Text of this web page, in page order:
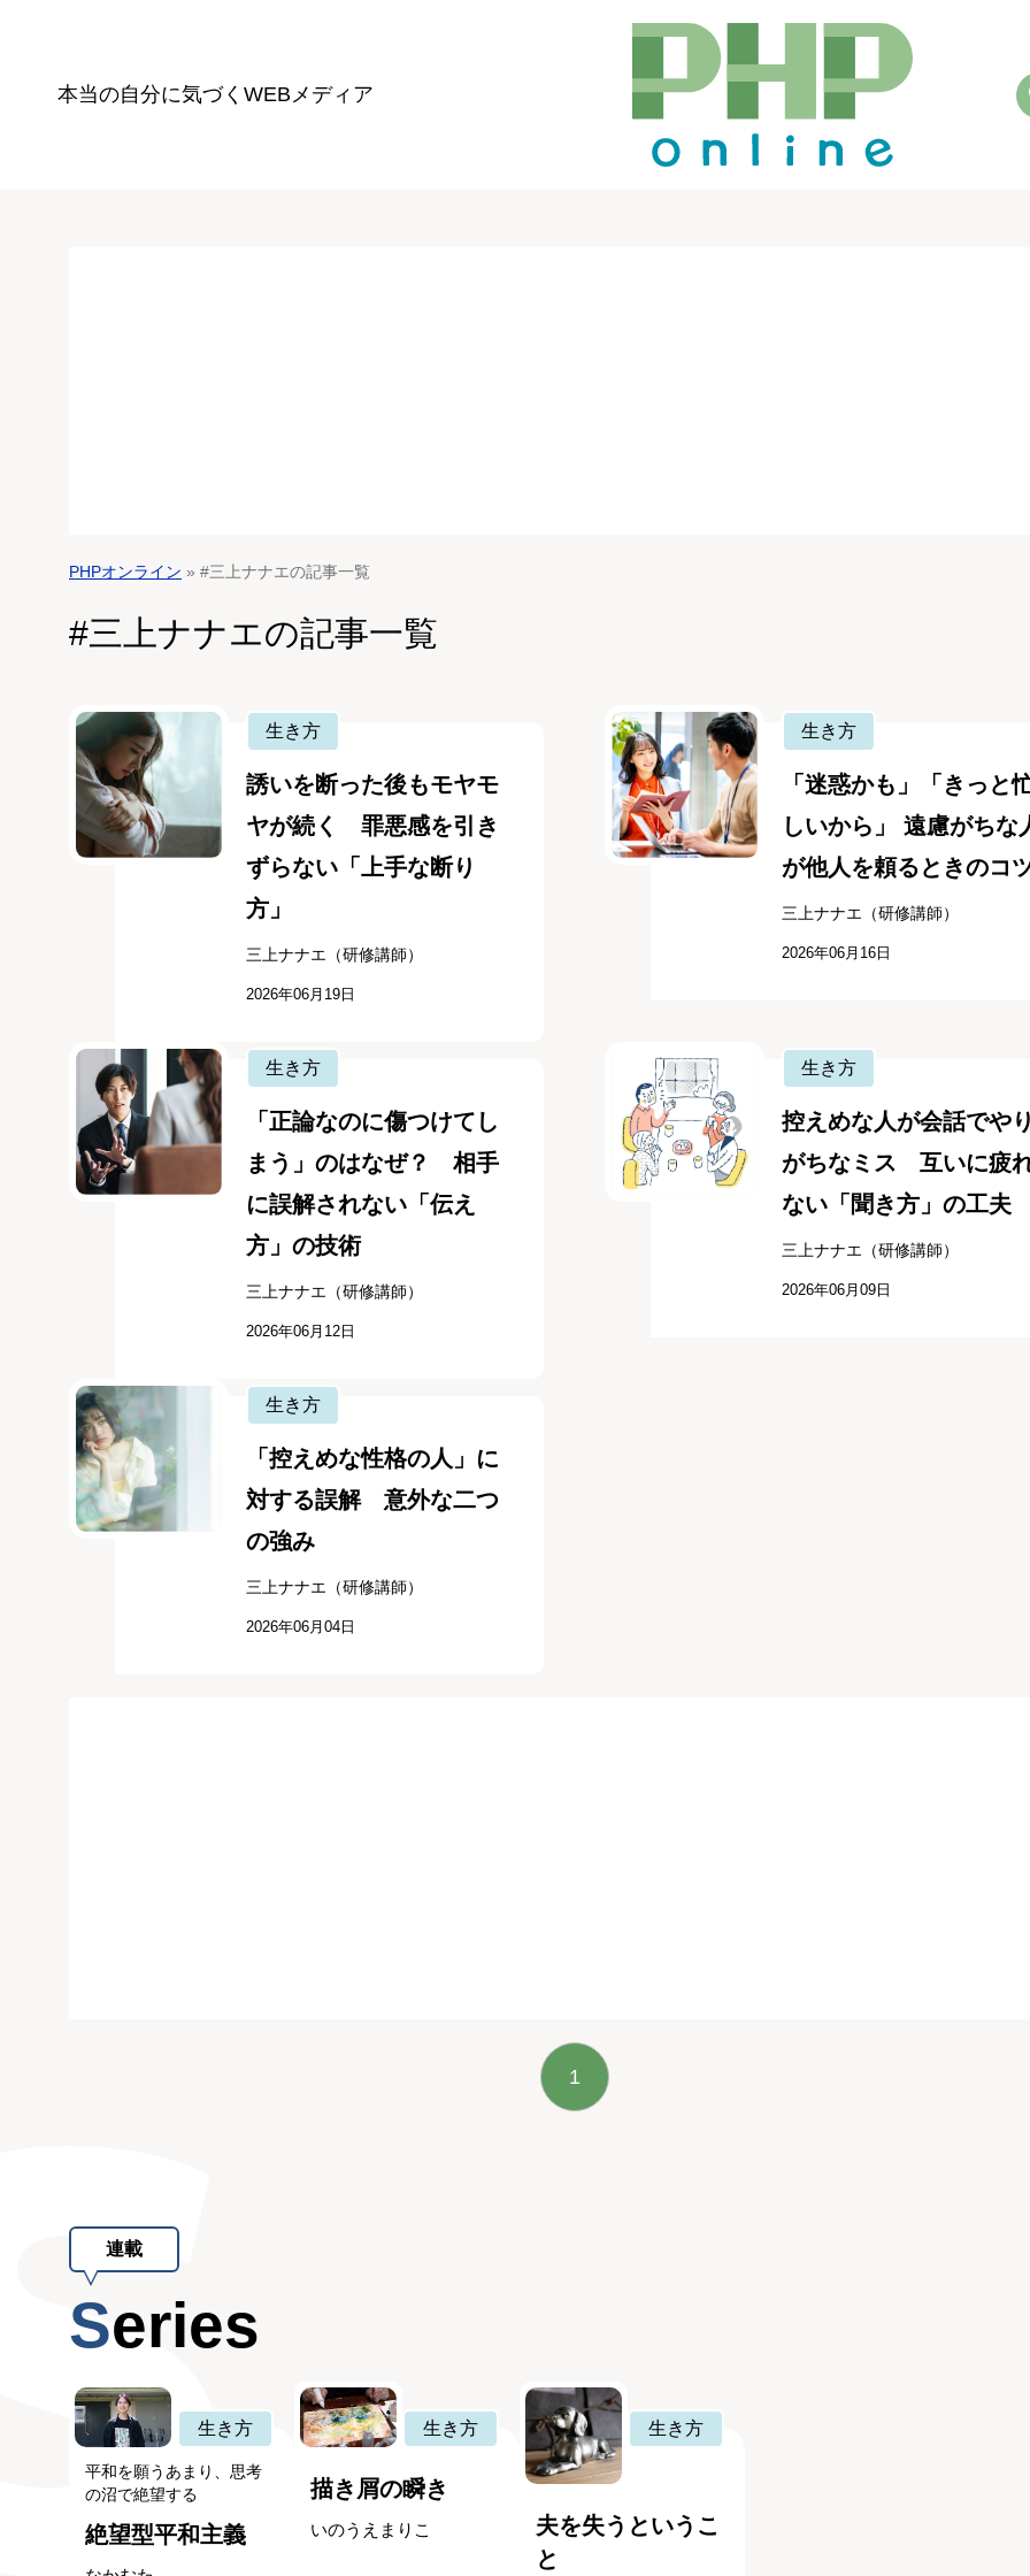
本当の自分に気づく WEBメディア
PHPオンライン » #三上ナナエの記事一覧
#三上ナナエの記事一覧
生き方
誘いを断った後もモヤモ
ヤが続く 罪悪感を引き
ずらない「上手な断り
方」
三上ナナエ（研修講師）
2026年06月19日
生き方
「迷惑かも」「きっと
しいから」 遠慮がちな
が他人を頼るときのコ
三上ナナエ（研修講師）
2026年06月16日
生き方
「正論なのに傷つけてし
まう」のはなぜ？ 相手
に誤解されない「伝え
方」の技術
三上ナナエ（研修講師）
2026年06月12日
生き方
控えめな人が会話でや
がちなミス 互いに疲
ない「聞き方」の工夫
三上ナナエ（研修講師）
2026年06月09日
生き方
「控えめな性格の人」に
対する誤解 意外な二つ
の強み
三上ナナエ（研修講師）
2026年06月04日
1
連載
Series
生き方
平和を願うあまり、思考
の沼で絶望する
絶望型平和主義
生き方
描き屑の瞬き
いのうえまりこ
生き方
夫を失うというこ
と